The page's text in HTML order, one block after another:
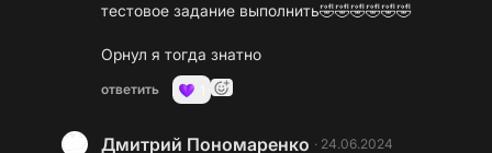
тестовое задание выполнить🤣🤣🤣🤣🤣🤣
Орнул я тогда знатно
ответить
Дмитрий Пономаренко · 24.06.2024